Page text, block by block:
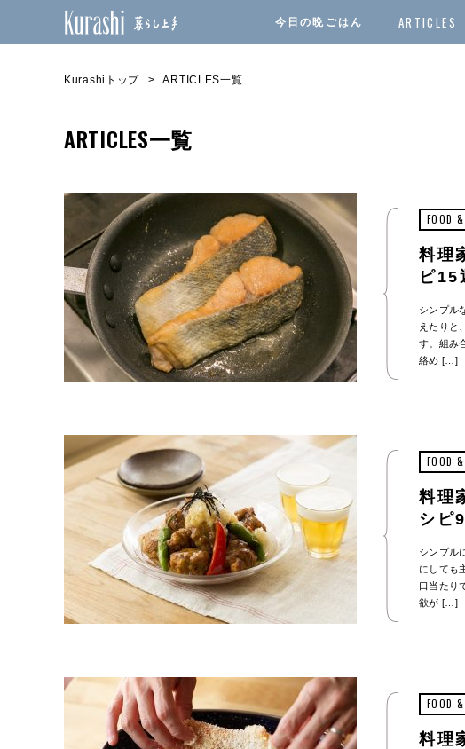
今日の晩ごはん ARTICLES
Kurashiトップ ARTICLES一覧
ARTICLES一覧
FOOD
料理
ピ15
シンプル
えたりと
す。組み
絡め […]
FOOD
料理
シピ
シンプル
にしても
口当たり
欲が […]
FOOD
料理